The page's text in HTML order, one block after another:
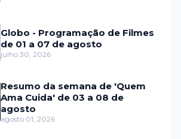
Globo - Programação de Filmes
de 01 a 07 de agosto
julho 30, 2026
Resumo da semana de 'Quem
Ama Cuida' de 03 a 08 de
agosto
agosto 01, 2026